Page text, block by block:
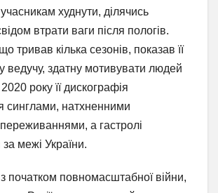
худнути, ділячись
втрати ваги після пологів.
тривав кілька сезонів, показав її
ведучу, здатну мотивувати людей
року її дискографія
синглами, натхненними
а гастролі
межі України.
початком повномасштабної війни,